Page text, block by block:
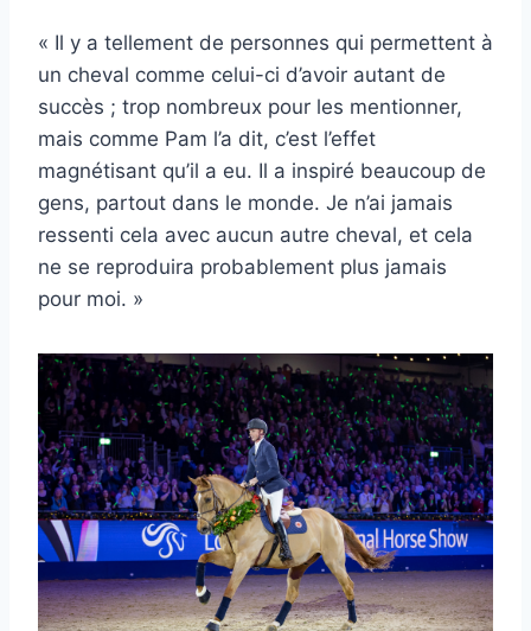
« Il y a tellement de personnes qui permettent à
un cheval comme celui-ci d’avoir autant de
succès ; trop nombreux pour les mentionner,
mais comme Pam l’a dit, c’est l’effet
magnétisant qu’il a eu. Il a inspiré beaucoup de
gens, partout dans le monde. Je n’ai jamais
ressenti cela avec aucun autre cheval, et cela
ne se reproduira probablement plus jamais
pour moi. »